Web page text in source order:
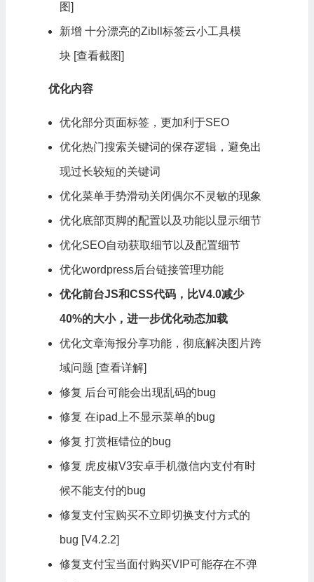
图]
新增 十分漂亮的Zibll标签云小工具模
块 [查看截图]
优化内容
优化部分页面标签，更加利于SEO
优化热门搜索关键词的保存逻辑，避免出
现过长较短的关键词
优化菜单手势滑动关闭偶尔不灵敏的现象
优化底部页脚的配置以及功能以显示细节
优化SEO自动获取细节以及配置细节
优化wordpress后台链接管理功能
优化前台JS和CSS代码，比V4.0减少
40%的大小，进一步优化动态加载
优化文章海报分享功能，彻底解决图片跨
域问题 [查看详解]
修复 后台可能会出现乱码的bug
修复 在ipad上不显示菜单的bug
修复 打赏框错位的bug
修复 虎皮椒V3安卓手机微信内支付有时
候不能支付的bug
修复支付宝购买不立即切换支付方式的
bug [V4.2.2]
修复支付宝当面付购买VIP可能存在不弹